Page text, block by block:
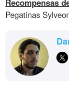
Recompensas
Pegatinas